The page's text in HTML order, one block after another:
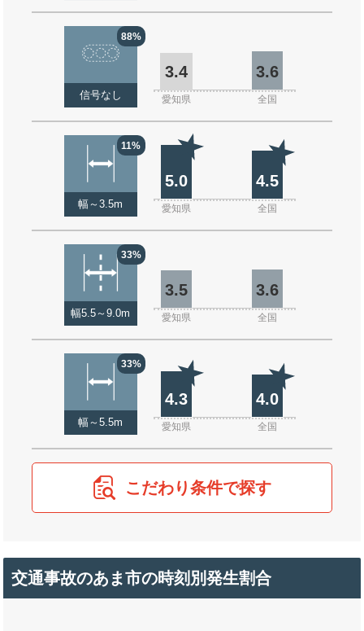
88%
信号なし
3.4 3.6
愛知県 全国
11%
幅～3.5m
5.0 4.5
愛知県 全国
33%
幅5.5～9.0m
3.5 3.6
愛知県 全国
33%
幅～5.5m
4.3 4.0
愛知県 全国
こだわり条件で探す
交通事故のあま市の時刻別発生割合